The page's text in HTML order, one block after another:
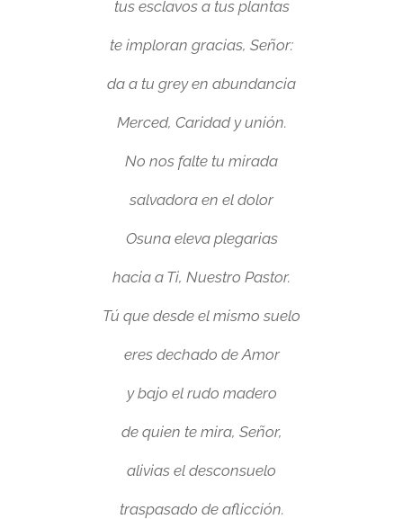
tus esclavos a tus plantas
te imploran gracias, Señor:
da a tu grey en abundancia
Merced, Caridad y unión.
No nos falte tu mirada
salvadora en el dolor
Osuna eleva plegarias
hacia a Ti, Nuestro Pastor.
Tú que desde el mismo suelo
eres dechado de Amor
y bajo el rudo madero
de quien te mira, Señor,
alivias el desconsuelo
traspasado de aflicción.